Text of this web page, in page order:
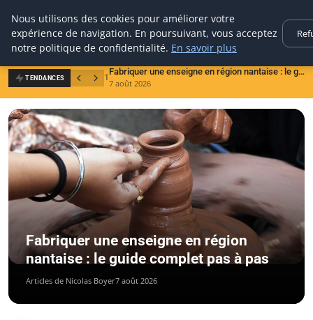
Aecme
TENDANCES 1
Fabriquer une enseigne en région nantaise : le guide complet pas à pas
7 août 2026
2
Fabriquer une enseigne en région
nantaise : le guide complet pas à pas
Articles de Nicolas Boyer7 août 2026
Nous utilisons des cookies pour améliorer votre
expérience de navigation. En poursuivant, vous acceptez
notre politique de confidentialité. En savoir plus